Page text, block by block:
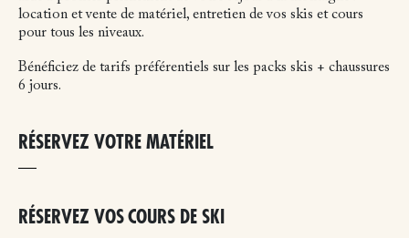
location et vente de matériel, entretien de vos skis et cours
pour tous les niveaux.
Bénéficiez de tarifs préférentiels sur les packs skis + chaussures
6 jours.
RÉSERVEZ VOTRE MATÉRIEL
RÉSERVEZ VOS COURS DE SKI